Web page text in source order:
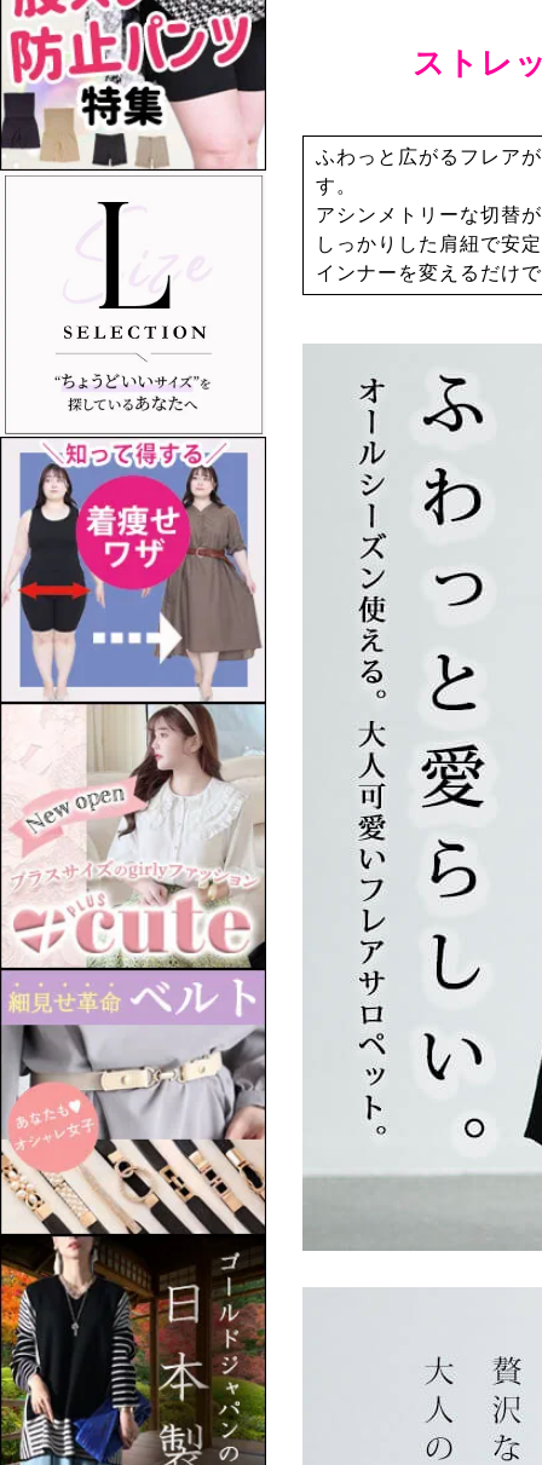
ストレ
ふわっと広がるフレア
す。
アシンメトリーな切替
しっかりした肩紐で安
インナーを変えるだけ